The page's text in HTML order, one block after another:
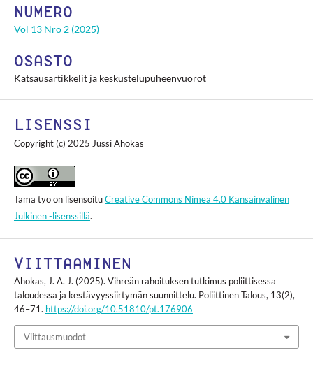
NUMERO
Vol 13 Nro 2 (2025)
OSASTO
Katsausartikkelit ja keskustelupuheenvuorot
LISENSSI
Copyright (c) 2025 Jussi Ahokas
Tämä työ on lisensoituCreative Commons Nimeä 4.0 Kansainvälinen
Julkinen -lisenssillä.
VIITTAAMINEN
Ahokas, J. A. J. (2025). Vihreän rahoituksen tutkimus poliittisessa
taloudessa ja kestävyyssiirtymän suunnittelu. Poliittinen Talous, 13(2),
46–71. https://doi.org/10.51810/pt.176906
Viittausmuodot